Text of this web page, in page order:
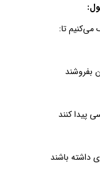
می‌کنیم تا:
بفروشند
پیدا کنند
داشته باشند